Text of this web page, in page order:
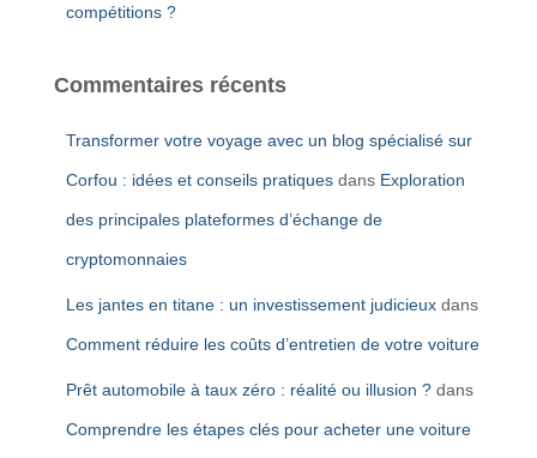
compétitions ?
Commentaires récents
Transformer votre voyage avec un blog spécialisé sur
Corfou : idées et conseils pratiques dans Exploration
des principales plateformes d’échange de
cryptomonnaies
Les jantes en titane : un investissement judicieux dans
Comment réduire les coûts d’entretien de votre voiture
Prêt automobile à taux zéro : réalité ou illusion ? dans
Comprendre les étapes clés pour acheter une voiture